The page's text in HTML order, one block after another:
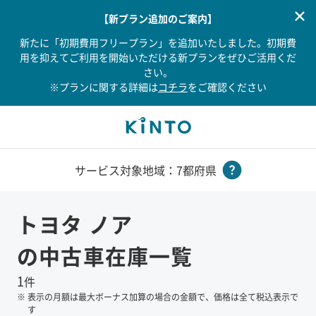
【新プラン追加のご案内】
新たに「初期費用フリープラン」を追加いたしました。初期費
用を抑えてご利用を開始いただける新プランをぜひご活用くだ
さい。
※プランに関する詳細はコチラをご確認ください
サービス対象地域：7都府県
トヨタ ノア
の中古車在庫一覧
1件
※ 表示の月額は最大ボーナス加算の場合の金額で、価格は全て税込表示で
す